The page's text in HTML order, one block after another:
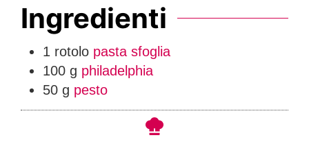
Ingredienti
1 rotolo pasta sfoglia
100 g philadelphia
50 g pesto